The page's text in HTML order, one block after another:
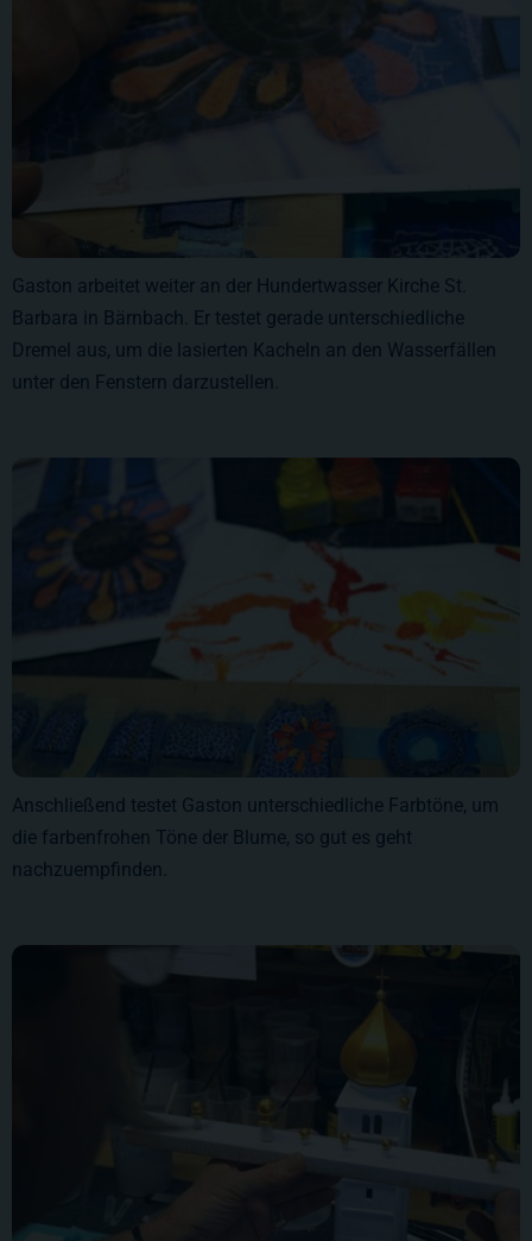
Gaston arbeitet weiter an der Hundertwasser Kirche St.
Barbara in Bärnbach. Er testet gerade unterschiedliche
Dremel aus, um die lasierten Kacheln an den Wasserfällen
unter den Fenstern darzustellen.
Anschließend testet Gaston unterschiedliche Farbtöne, um
die farbenfrohen Töne der Blume, so gut es geht
nachzuempfinden.